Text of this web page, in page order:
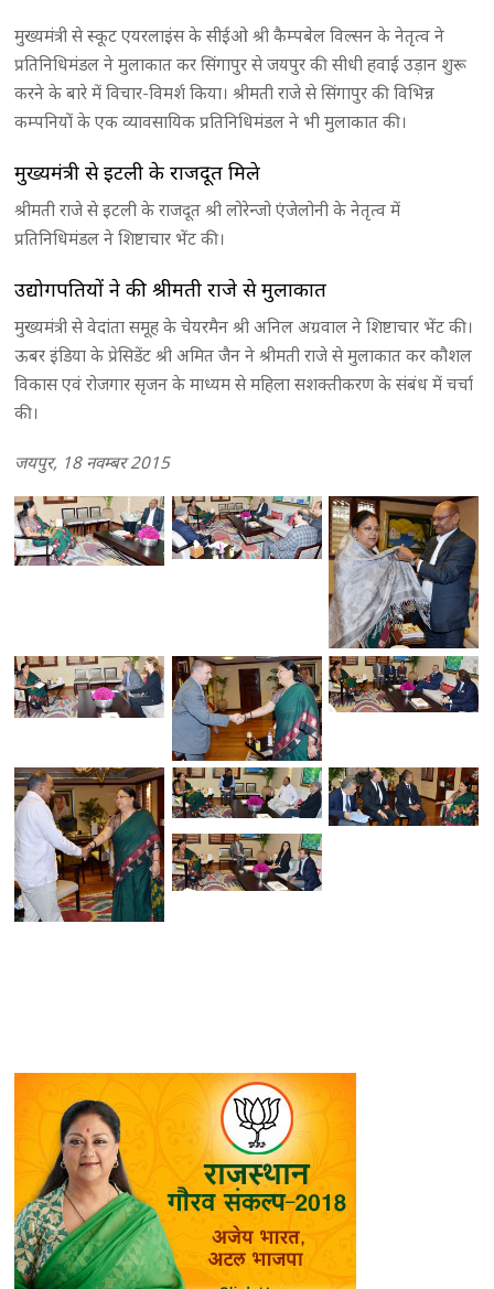
मुख्यमंत्री से स्कूट एयरलाइंस के सीईओ श्री कैम्पबेल विल्सन के नेतृत्व ने
प्रतिनिधिमंडल ने मुलाकात कर सिंगापुर से जयपुर की सीधी हवाई उड़ान शुरू
करने के बारे में विचार-विमर्श किया। श्रीमती राजे से सिंगापुर की विभिन्न
कम्पनियों के एक व्यावसायिक प्रतिनिधिमंडल ने भी मुलाकात की।
मुख्यमंत्री से इटली के राजदूत मिले
श्रीमती राजे से इटली के राजदूत श्री लोरेन्जो एंजेलोनी के नेतृत्व में
प्रतिनिधिमंडल ने शिष्टाचार भेंट की।
उद्योगपतियों ने की श्रीमती राजे से मुलाकात
मुख्यमंत्री से वेदांता समूह के चेयरमैन श्री अनिल अग्रवाल ने शिष्टाचार भेंट की।
ऊबर इंडिया के प्रेसिडेंट श्री अमित जैन ने श्रीमती राजे से मुलाकात कर कौशल
विकास एवं रोजगार सृजन के माध्यम से महिला सशक्तीकरण के संबंध में चर्चा
की।
जयपुर, 18 नवम्बर 2015